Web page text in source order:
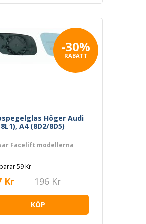
-30%
RABATT
Höger Audi
A4 (8D2/8D5)
Facelift modellerna
59 Kr
Kr 196 Kr
KÖP